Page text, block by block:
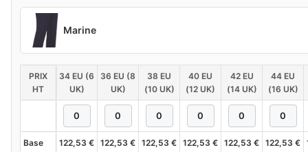
Marine
PRIX
HT
34 EU (6
UK)
36 EU (8
UK)
38 EU
(10 UK)
40 EU
(12 UK)
42 EU
(14 UK)
44 EU
(16 UK)
Base 122,53 € 122,53 € 122,53 € 122,53 € 122,53 € 122,53 €